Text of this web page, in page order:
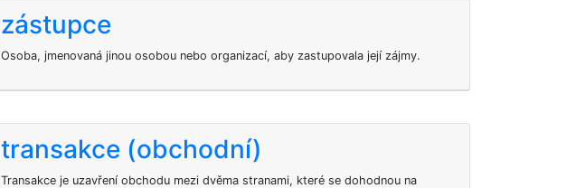
zástupce
Osoba, jmenovaná jinou osobou nebo organizací, aby zastupovala její zájmy.
transakce (obchodní)
Transakce je uzavření obchodu mezi dvěma stranami, které se dohodnou na